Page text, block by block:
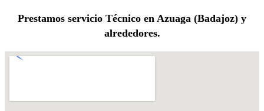
Prestamos servicio Técnico en Azuaga (Badajoz) y
alrededores.